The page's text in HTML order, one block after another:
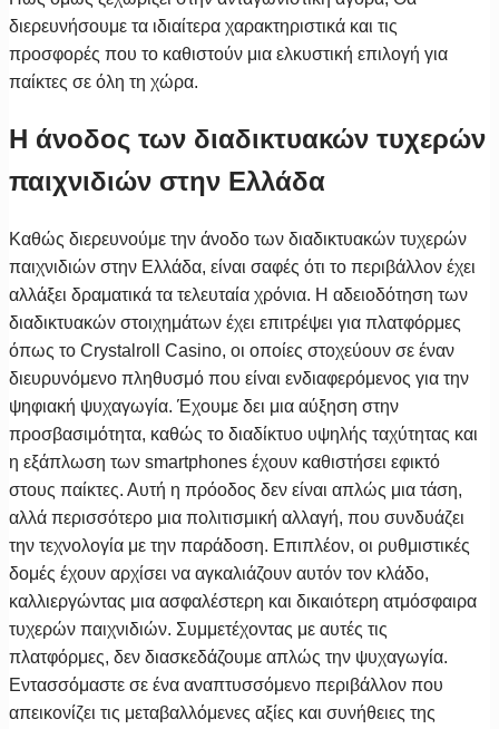
διερευνήσουμε τα ιδιαίτερα χαρακτηριστικά και τις
προσφορές που το καθιστούν μια ελκυστική επιλογή για
παίκτες σε όλη τη χώρα.
Η άνοδος των διαδικτυακών τυχερών
παιχνιδιών στην Ελλάδα
Καθώς διερευνούμε την άνοδο των διαδικτυακών τυχερών
παιχνιδιών στην Ελλάδα, είναι σαφές ότι το περιβάλλον έχει
αλλάξει δραματικά τα τελευταία χρόνια. Η αδειοδότηση των
διαδικτυακών στοιχημάτων έχει επιτρέψει για πλατφόρμες
όπως το Crystalroll Casino, οι οποίες στοχεύουν σε έναν
διευρυνόμενο πληθυσμό που είναι ενδιαφερόμενος για την
ψηφιακή ψυχαγωγία. Έχουμε δει μια αύξηση στην
προσβασιμότητα, καθώς το διαδίκτυο υψηλής ταχύτητας και
η εξάπλωση των smartphones έχουν καθιστήσει εφικτό
στους παίκτες. Αυτή η πρόοδος δεν είναι απλώς μια τάση,
αλλά περισσότερο μια πολιτισμική αλλαγή, που συνδυάζει
την τεχνολογία με την παράδοση. Επιπλέον, οι ρυθμιστικές
δομές έχουν αρχίσει να αγκαλιάζουν αυτόν τον κλάδο,
καλλιεργώντας μια ασφαλέστερη και δικαιότερη ατμόσφαιρα
τυχερών παιχνιδιών. Συμμετέχοντας με αυτές τις
πλατφόρμες, δεν διασκεδάζουμε απλώς την ψυχαγωγία.
Εντασσόμαστε σε ένα αναπτυσσόμενο περιβάλλον που
απεικονίζει τις μεταβαλλόμενες αξίες και συνήθειες της